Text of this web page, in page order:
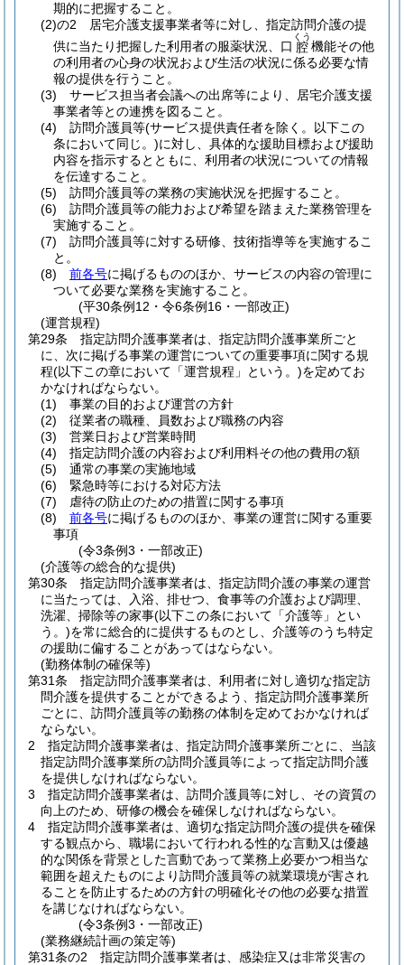
期的に把握すること。
(2)の2
居宅介護支援事業者等に対し、指定訪問介護の提
供に当たり把握した利用者の服薬状況、口 腔
くう
機能その他
の利用者の心身の状況および生活の状況に係る必要な情
報の提供を行うこと。
(3)
サービス担当者会議への出席等により、居宅介護支援
事業者等との連携を図ること。
(4)
訪問介護員等(サービス提供責任者を除く。以下この
条において同じ。)に対し、具体的な援助目標および援助
内容を指示するとともに、利用者の状況についての情報
を伝達すること。
(5)
訪問介護員等の業務の実施状況を把握すること。
(6)
訪問介護員等の能力および希望を踏まえた業務管理を
実施すること。
(7)
訪問介護員等に対する研修、技術指導等を実施するこ
と。
(8)
前各号に掲げるもののほか、サービスの内容の管理に
ついて必要な業務を実施すること。
(平30条例12・令6条例16・一部改正)
(運営規程)
第29条
指定訪問介護事業者は、指定訪問介護事業所ごと
に、次に掲げる事業の運営についての重要事項に関する規
程(以下この章において「運営規程」という。)を定めてお
かなければならない。
(1)
事業の目的および運営の方針
(2)
従業者の職種、員数および職務の内容
(3)
営業日および営業時間
(4)
指定訪問介護の内容および利用料その他の費用の額
(5)
通常の事業の実施地域
(6)
緊急時等における対応方法
(7)
虐待の防止のための措置に関する事項
(8)
前各号に掲げるもののほか、事業の運営に関する重要
事項
(令3条例3・一部改正)
(介護等の総合的な提供)
第30条
指定訪問介護事業者は、指定訪問介護の事業の運営
に当たっては、入浴、排せつ、食事等の介護および調理、
洗濯、掃除等の家事(以下この条において「介護等」とい
う。)を常に総合的に提供するものとし、介護等のうち特定
の援助に偏することがあってはならない。
(勤務体制の確保等)
第31条
指定訪問介護事業者は、利用者に対し適切な指定訪
問介護を提供することができるよう、指定訪問介護事業所
ごとに、訪問介護員等の勤務の体制を定めておかなければ
ならない。
2
指定訪問介護事業者は、指定訪問介護事業所ごとに、当該
指定訪問介護事業所の訪問介護員等によって指定訪問介護
を提供しなければならない。
3
指定訪問介護事業者は、訪問介護員等に対し、その資質の
向上のため、研修の機会を確保しなければならない。
4
指定訪問介護事業者は、適切な指定訪問介護の提供を確保
する観点から、職場において行われる性的な言動又は優越
的な関係を背景とした言動であって業務上必要かつ相当な
範囲を超えたものにより訪問介護員等の就業環境が害され
ることを防止するための方針の明確化その他の必要な措置
を講じなければならない。
(令3条例3・一部改正)
(業務継続計画の策定等)
第31条の2
指定訪問介護事業者は、感染症又は非常災害の